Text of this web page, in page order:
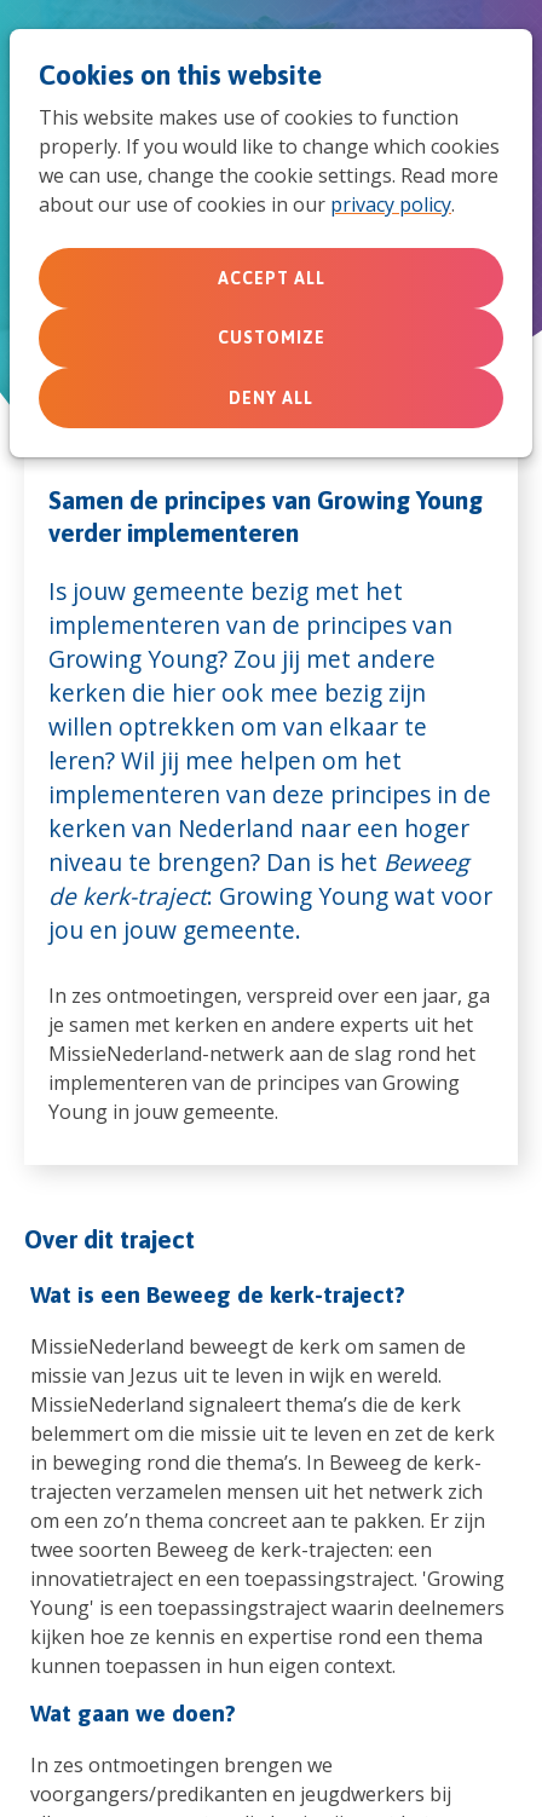
Cookies on this website
This website makes use of cookies to function
properly. If you would like to change which cookies
we can use, change the cookie settings. Read more
about our use of cookies in our privacy policy.
ACCEPT ALL
CUSTOMIZE
DENY ALL
Traject Growing Young
Samen de principes van Growing Young
verder implementeren
Is jouw gemeente bezig met het
implementeren van de principes van
Growing Young? Zou jij met andere
kerken die hier ook mee bezig zijn
willen optrekken om van elkaar te
leren? Wil jij mee helpen om het
implementeren van deze principes in de
kerken van Nederland naar een hoger
niveau te brengen? Dan is het Beweeg
de kerk-traject: Growing Young wat voor
jou en jouw gemeente.
In zes ontmoetingen, verspreid over een jaar, ga
je samen met kerken en andere experts uit het
MissieNederland-netwerk aan de slag rond het
implementeren van de principes van Growing
Young in jouw gemeente.
Over dit traject
Wat is een Beweeg de kerk-traject?
MissieNederland beweegt de kerk om samen de
missie van Jezus uit te leven in wijk en wereld.
MissieNederland signaleert thema’s die de kerk
belemmert om die missie uit te leven en zet de kerk
in beweging rond die thema’s. In Beweeg de kerk-
trajecten verzamelen mensen uit het netwerk zich
om een zo’n thema concreet aan te pakken. Er zijn
twee soorten Beweeg de kerk-trajecten: een
innovatietraject en een toepassingstraject. 'Growing
Young' is een toepassingstraject waarin deelnemers
kijken hoe ze kennis en expertise rond een thema
kunnen toepassen in hun eigen context.
Wat gaan we doen?
In zes ontmoetingen brengen we
voorgangers/predikanten en jeugdwerkers bij